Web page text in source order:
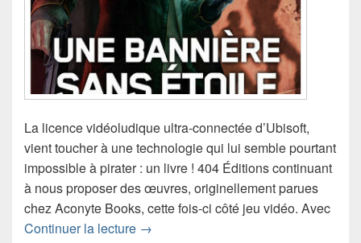
La licence vidéoludique ultra-connectée d’Ubisoft,
vient toucher à une technologie qui lui semble pourtant
impossible à pirater : un livre ! 404 Éditions continuant
à nous proposer des œuvres, originellement parues
chez Aconyte Books, cette fois-ci côté jeu vidéo. Avec
Continuer la lecture Chronique roman Watch Dogs Une
→